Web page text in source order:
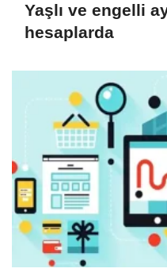
Yaşlı ve engelli
hesaplarda